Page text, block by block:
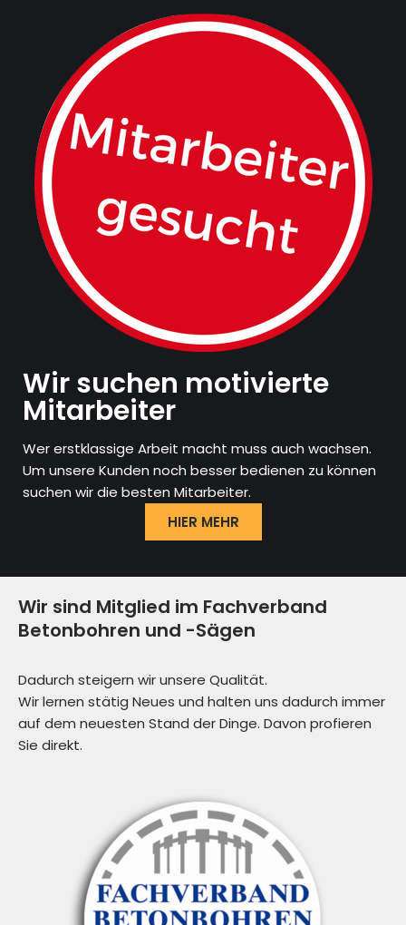
Wir suchen motivierte
Mitarbeiter
Wer erstklassige Arbeit macht muss auch wachsen.
Um unsere Kunden noch besser bedienen zu können
suchen wir die besten Mitarbeiter.
HIER MEHR
Wir sind Mitglied im Fachverband
Betonbohren und -Sägen
Dadurch steigern wir unsere Qualität.
Wir lernen stätig Neues und halten uns dadurch immer
auf dem neuesten Stand der Dinge. Davon profieren
Sie direkt.